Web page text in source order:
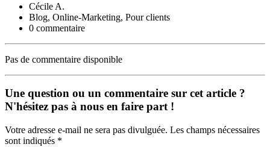
Cécile A.
Blog, Online-Marketing, Pour clients
0 commentaire
Pas de commentaire disponible
Une question ou un commentaire sur cet article ?
N'hésitez pas à nous en faire part !
Votre adresse e-mail ne sera pas divulguée. Les champs nécessaires
sont indiqués *